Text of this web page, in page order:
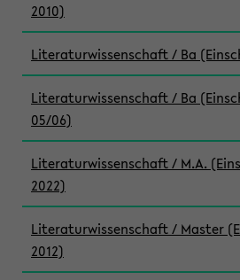
2010)
Literaturwissenschaft / Ba
Literaturwissenschaft / Ba
05/06)
Literaturwissenschaft / M.A.
2022)
Literaturwissenschaft / Master
2012)